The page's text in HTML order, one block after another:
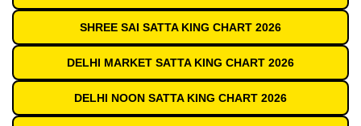
SHREE SAI SATTA KING CHART 2026
DELHI MARKET SATTA KING CHART 2026
DELHI NOON SATTA KING CHART 2026